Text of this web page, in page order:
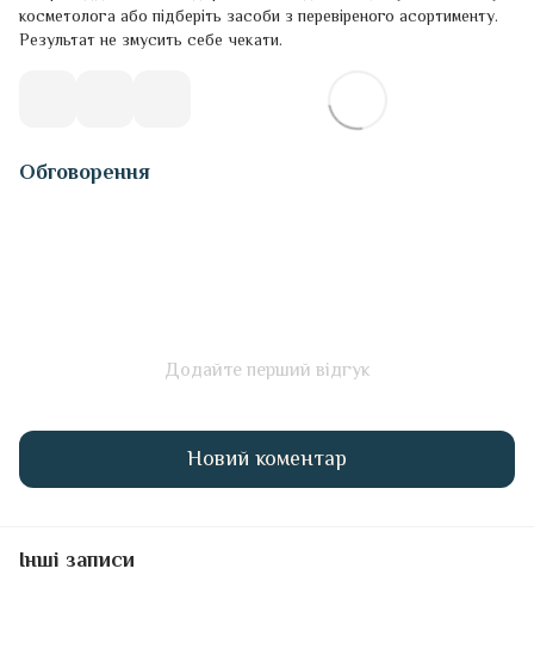
косметолога або підберіть засоби з перевіреного асортименту.
Результат не змусить себе чекати.
Обговорення
Додайте перший відгук
Новий коментар
Інші записи